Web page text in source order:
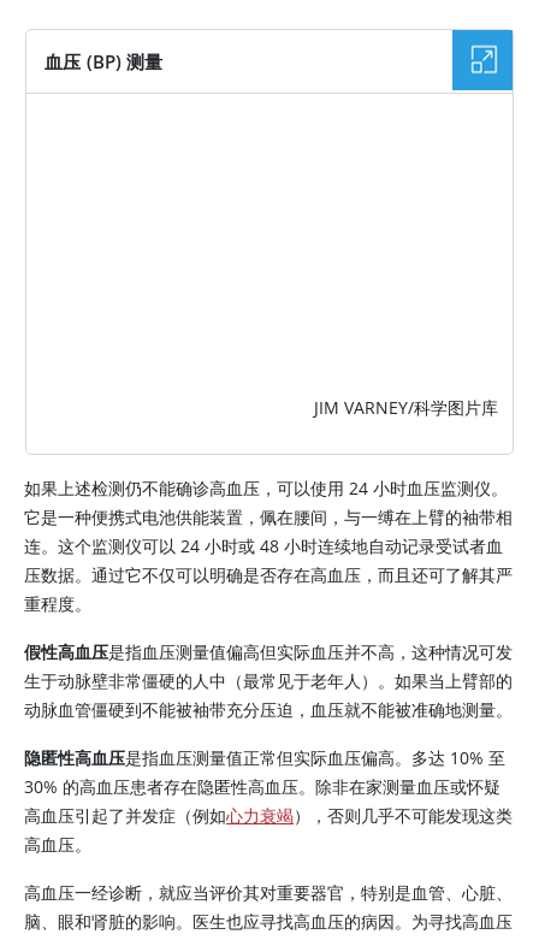
血压 (BP) 测量
JIM VARNEY/科学图片库
如果上述检测仍不能确诊高血压，可以使用 24 小时血压监测仪。
它是一种便携式电池供能装置，佩在腰间，与一缚在上臂的袖带相
连。这个监测仪可以 24 小时或 48 小时连续地自动记录受试者血
压数据。通过它不仅可以明确是否存在高血压，而且还可了解其严
重程度。
假性高血压是指血压测量值偏高但实际血压并不高，这种情况可发
生于动脉壁非常僵硬的人中（最常见于老年人）。如果当上臂部的
动脉血管僵硬到不能被袖带充分压迫，血压就不能被准确地测量。
隐匿性高血压是指血压测量值正常但实际血压偏高。多达 10% 至
30% 的高血压患者存在隐匿性高血压。除非在家测量血压或怀疑
高血压引起了并发症（例如心力衰竭），否则几乎不可能发现这类
高血压。
高血压一经诊断，就应当评价其对重要器官，特别是血管、心脏、
脑、眼和肾脏的影响。医生也应寻找高血压的病因。为寻找高血压